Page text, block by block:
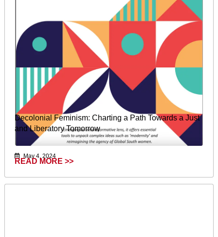
Decolonial Feminism: Charting a Path Towards a Just
and Liberatory Tomorrow
May 4, 2024
READ MORE >>